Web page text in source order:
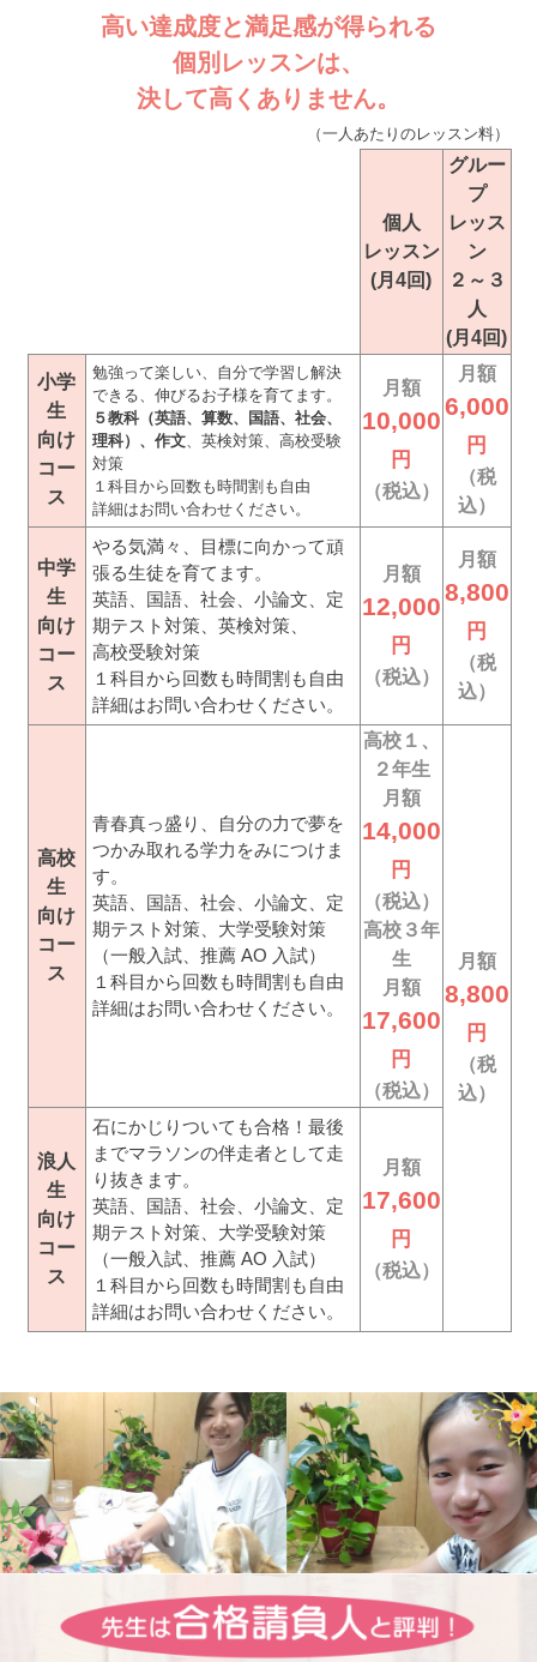
高い達成度と満足感が得られる
個別レッスンは、
決して高くありません。
（一人あたりのレッスン料）
個人
レッスン
(月4回)
グルー
プ
レッス
ン
２～３
人
(月4回)
小学
生
向け
コー
ス
勉強って楽しい、自分で学習し解決
できる、伸びるお子様を育てます。
５教科（英語、算数、国語、社会、
理科）、作文、英検対策、高校受験
対策
１科目から回数も時間割も自由
詳細はお問い合わせください。
月額
10,000
円
（税込）
月額
6,000
円
（税
込）
中学
生
向け
コー
ス
やる気満々、目標に向かって頑
張る生徒を育てます。
英語、国語、社会、小論文、定
期テスト対策、英検対策、
高校受験対策
１科目から回数も時間割も自由
詳細はお問い合わせください。
月額
12,000
円
（税込）
月額
8,800
円
（税
込）
高校
生
向け
コー
ス
青春真っ盛り、自分の力で夢を
つかみ取れる学力をみにつけま
す。
英語、国語、社会、小論文、定
期テスト対策、大学受験対策
（一般入試、推薦 AO 入試）
１科目から回数も時間割も自由
詳細はお問い合わせください。
高校１、
２年生
月額
14,000
円
（税込）
高校３年
生
月額
17,600
円
（税込）
月額
8,800
円
（税
込）
浪人
生
向け
コー
ス
石にかじりついても合格！最後
までマラソンの伴走者として走
り抜きます。
英語、国語、社会、小論文、定
期テスト対策、大学受験対策
（一般入試、推薦 AO 入試）
１科目から回数も時間割も自由
詳細はお問い合わせください。
月額
17,600
円
（税込）